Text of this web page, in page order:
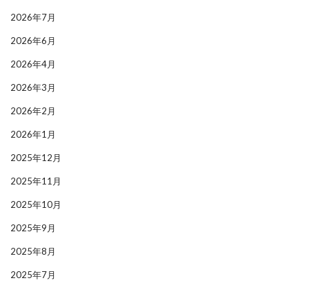
2026年7月
2026年6月
2026年4月
2026年3月
2026年2月
2026年1月
2025年12月
2025年11月
2025年10月
2025年9月
2025年8月
2025年7月